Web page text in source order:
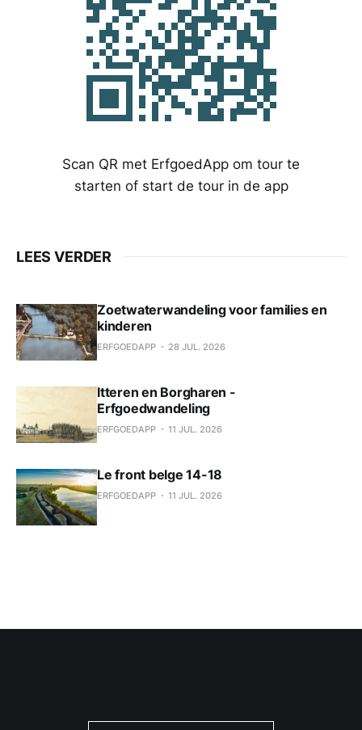
Scan QR met ErfgoedApp om tour te
starten of start de tour in de app
LEES VERDER
Zoetwaterwandeling voor families en
kinderen
ERFGOEDAPP 28 JUL. 2026
Itteren en Borgharen -
Erfgoedwandeling
ERFGOEDAPP 11 JUL. 2026
Le front belge 14-18
ERFGOEDAPP 11 JUL. 2026